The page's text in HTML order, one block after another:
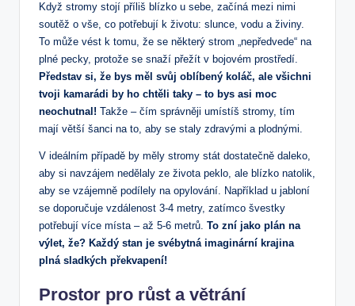
Když stromy stojí příliš blízko u sebe, začíná mezi nimi
soutěž o vše, co potřebují k životu: slunce, vodu a živiny.
To může vést k tomu, že se některý strom „nepředvede“ na
plné pecky, protože se snaží přežít v bojovém prostředí.
Představ si, že bys měl svůj oblíbený koláč, ale všichni
tvoji kamarádi by ho chtěli taky – to bys asi moc
neochutnal! Takže – čím správněji umístíš stromy, tím
mají větší šanci na to, aby se staly zdravými a plodnými.
V ideálním případě by měly stromy stát dostatečně daleko,
aby si navzájem nedělaly ze života peklo, ale blízko natolik,
aby se vzájemně podílely na opylování. Například u jabloní
se doporučuje vzdálenost 3-4 metry, zatímco švestky
potřebují více místa – až 5-6 metrů. To zní jako plán na
výlet, že? Každý stan je svébytná imaginární krajina
plná sladkých překvapení!
Prostor pro růst a větrání